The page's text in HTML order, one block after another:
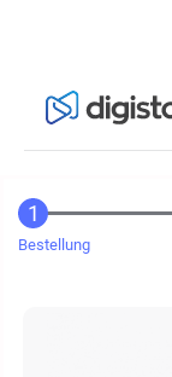
Bestellung